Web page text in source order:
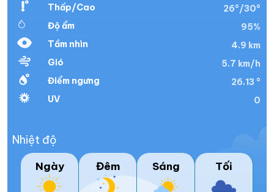
Thấp/Cao
26°/30°
Độ ẩm
95%
Tầm nhìn
4.9 km
Gió
5.7 km/h
Điểm ngưng
26.13 °
UV
0
Nhiệt độ
Ngày Đêm Sáng Tối